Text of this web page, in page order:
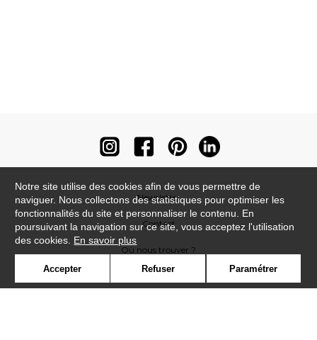
Newsletter
Contact
Où nous trouver ?
Notre site utilise des cookies afin de vous permettre de
naviguer. Nous collectons des statistiques pour optimiser les
fonctionnalités du site et personnaliser le contenu. En
poursuivant la navigation sur ce site, vous acceptez l'utilisation
des cookies. En savoir plus
Accepter Refuser Paramétrer